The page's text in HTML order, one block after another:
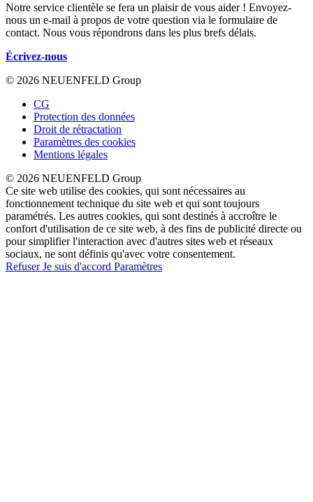
Notre service clientèle se fera un plaisir de vous aider ! Envoyez-
nous un e-mail à propos de votre question via le formulaire de
contact. Nous vous répondrons dans les plus brefs délais.
Écrivez-nous
© 2026 NEUENFELD Group
CG
Protection des données
Droit de rétractation
Paramètres des cookies
Mentions légales
© 2026 NEUENFELD Group
Ce site web utilise des cookies, qui sont nécessaires au
fonctionnement technique du site web et qui sont toujours
paramétrés. Les autres cookies, qui sont destinés à accroître le
confort d'utilisation de ce site web, à des fins de publicité directe ou
pour simplifier l'interaction avec d'autres sites web et réseaux
sociaux, ne sont définis qu'avec votre consentement.
RefuserJe suis d'accord Paramètres